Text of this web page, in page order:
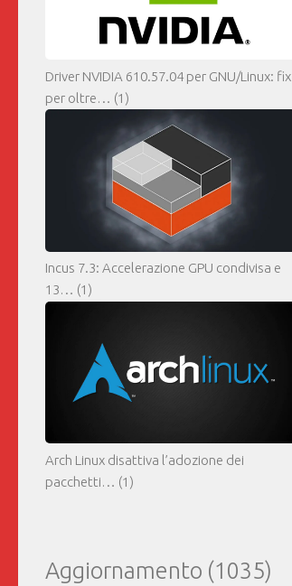
Driver NVIDIA 610.57.04 per GNU/Linux: fix
per oltre… (1)
Incus 7.3: Accelerazione GPU condivisa e
13… (1)
Arch Linux disattiva l’adozione dei
pacchetti… (1)
Aggiornamento (1035)